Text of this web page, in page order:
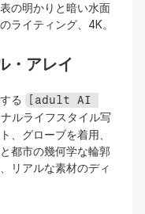
の明かりと暗い水面
ライティング、4K。
・アレイ
る
[adult AI
ルライフスタイル写
、グローブを着用、
都市の幾何学な輪郭
リアルな素材のディ